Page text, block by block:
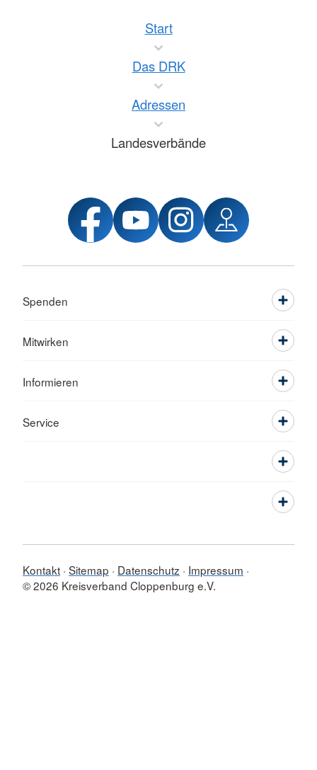
Start
Das DRK
Adressen
Landesverbände
Spenden
Mitwirken
Informieren
Service
Kontakt Sitemap Datenschutz
Impressum
© 2026 Kreisverband Cloppenburg e.V.